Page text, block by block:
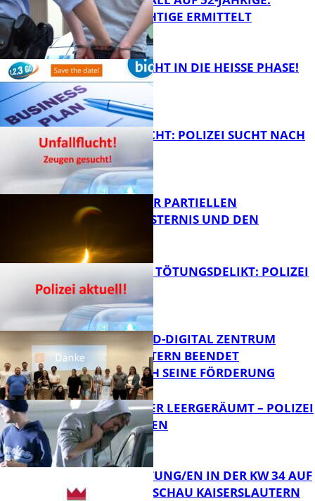
FB Kultur
FB News
TATVERDÄCHTIGE ERMITTELT
1,2,3 GO® GEHT IN DIE HEISSE PHASE!
UNFALLFLUCHT: POLIZEI SUCHT NACH
ZEUGEN
VORTRAG ZUR PARTIELLEN
SONNENFINSTERNIS UND DEN
PERSEIDEN
FB News
VERSUCHTES TÖTUNGSDELIKT: POLIZEI
ERMITTELT
FB News
MITTELSTAND-DIGITAL ZENTRUM
KAISERSLAUTERN BEENDET
ERFOLGREICH SEINE FÖRDERUNG
TRANSPORTER LEERGERÄUMT – POLIZEI
SUCHT ZEUGEN
VERANSTALTUNG/EN IN DER KW 34 AUF
DER GARTENSCHAU KAISERSLAUTERN